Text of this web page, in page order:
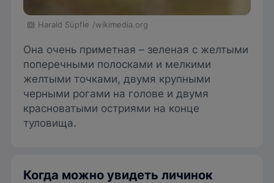
Harald Süpfle /wikimedia.org
Она очень приметная – зеленая с желтыми
поперечными полосками и мелкими
желтыми точками, двумя крупными
черными рогами на голове и двумя
красноватыми остриями на конце
туловища.
Когда можно увидеть личинок